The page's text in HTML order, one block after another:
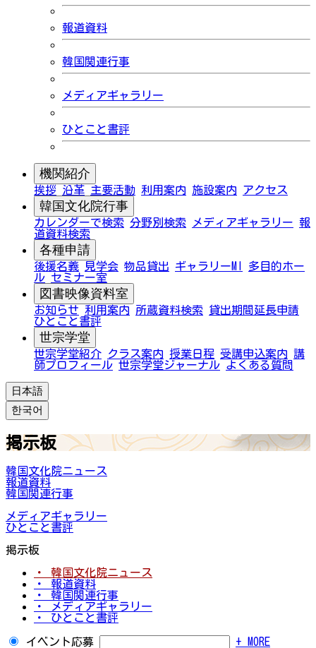
報道資料
韓国関連行事
メディアギャラリー
ひとこと書評
機関紹介
挨拶 沿革 主要活動 利用案内 施設案内 アクセス
韓国文化院行事
カレンダーで検索 分野別検索 メディアギャラリー 報
道資料検索
各種申請
後援名義 見学会 物品貸出 ギャラリーMI
多目的ホー
ル セミナー室
図書映像資料室
お知らせ 利用案内 所蔵資料検索
貸出期間延長申請
ひとこと書評
世宗学堂
世宗学堂紹介 クラス案内 授業日程 受講申込案内 講
師プロフィール 世宗学堂ジャーナル よくある質問
日本語
한국어
掲示板
韓国文化院ニュース
報道資料
韓国関連行事
メディアギャラリー
ひとこと書評
掲示板
・ 韓国文化院ニュース
・ 報道資料
・ 韓国関連行事
・ メディアギャラリー
・ ひとこと書評
イベント応募 + MORE